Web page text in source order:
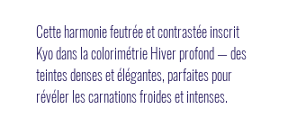
Cette harmonie feutrée et contrastée inscrit
Kyo dans la colorimétrie Hiver profond — des
teintes denses et élégantes, parfaites pour
révéler les carnations froides et intenses.